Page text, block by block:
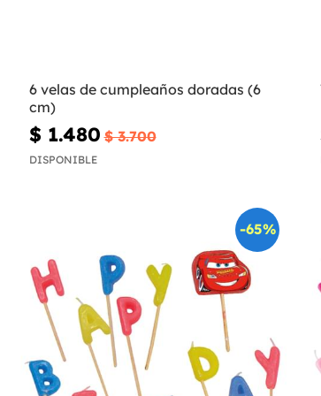
6 velas de cumpleaños doradas (6
cm)
$ 1.480 $ 3.700
DISPONIBLE
-65%